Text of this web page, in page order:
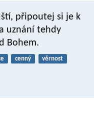
připoutej si je k
uznání tehdy
Bohem.
cenný věrnost